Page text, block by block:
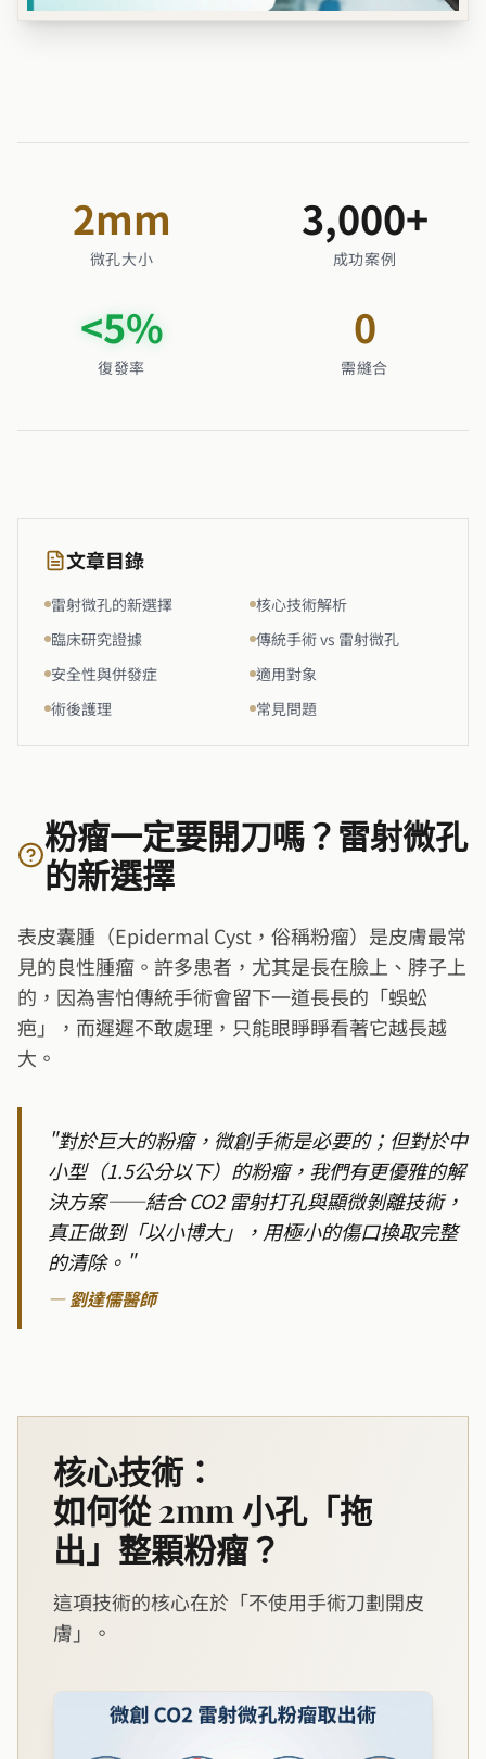
2mm
微孔大小
3,000+
成功案例
<5%
復發率
0
需縫合
文章目錄
雷射微孔的新選擇
核心技術解析
臨床研究證據
傳統手術 vs 雷射微孔
安全性與併發症
適用對象
術後護理
常見問題
粉瘤一定要開刀嗎？雷射微孔
的新選擇
表皮囊腫（Epidermal Cyst，俗稱粉瘤）是皮膚最常
見的良性腫瘤。許多患者，尤其是長在臉上、脖子上
的，因為害怕傳統手術會留下一道長長的「蜈蚣
疤」，而遲遲不敢處理，只能眼睜睜看著它越長越
大。
"對於巨大的粉瘤，微創手術是必要的；但對於中
小型（1.5公分以下）的粉瘤，我們有更優雅的解
決方案——結合 CO2 雷射打孔與顯微剝離技術，
真正做到「以小博大」，用極小的傷口換取完整
的清除。 "
—劉達儒醫師
核心技術：
如何從 2mm 小孔「拖
出」整顆粉瘤？
這項技術的核心在於「不使用手術刀劃開皮
膚」。